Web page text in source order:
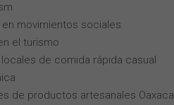
movimientos sociales
el turismo
de comida rápida casual
de productos artesanales Oaxaca